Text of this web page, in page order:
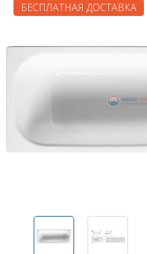
БЕСПЛАТНАЯ ДОСТАВКА